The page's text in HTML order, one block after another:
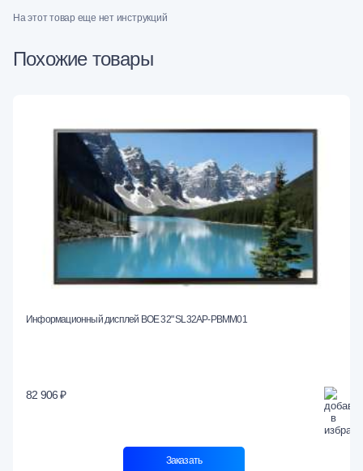
На этот товар еще нет инструкций
Похожие товары
Информационный дисплей BOE 32" SL32AP-PBMM01
82 906 ₽
Заказать